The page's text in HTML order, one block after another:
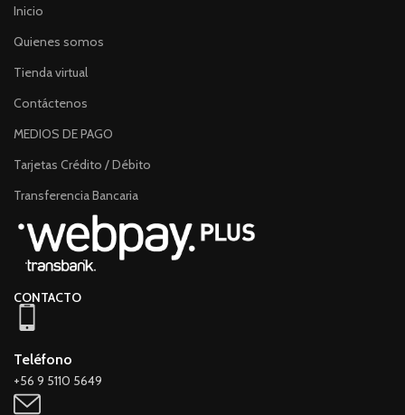
Inicio
Quienes somos
Tienda virtual
Contáctenos
MEDIOS DE PAGO
Tarjetas Crédito / Débito
Transferencia Bancaria
CONTACTO
Teléfono
+56 9 5110 5649